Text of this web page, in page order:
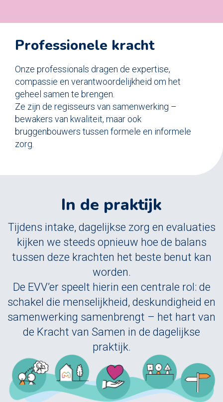
Professionele kracht
Onze professionals dragen de expertise,
compassie en verantwoordelijkheid om het
geheel samen te brengen.
Ze zijn de regisseurs van samenwerking –
bewakers van kwaliteit, maar ook
bruggenbouwers tussen formele en informele
zorg.
In de praktijk
Tijdens intake, dagelijkse zorg en evaluaties
kijken we steeds opnieuw hoe de balans
tussen deze krachten het beste benut kan
worden.
De EVV’er speelt hierin een centrale rol: de
schakel die menselijkheid, deskundigheid en
samenwerking samenbrengt – het hart van
de Kracht van Samen in de dagelijkse
praktijk.